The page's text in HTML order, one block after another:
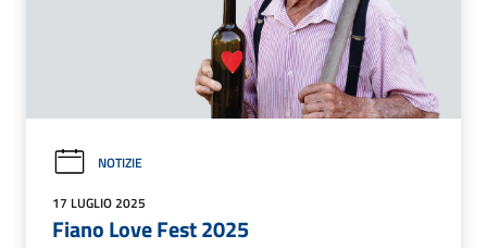
NOTIZIE
17 LUGLIO 2025
Fiano Love Fest 2025